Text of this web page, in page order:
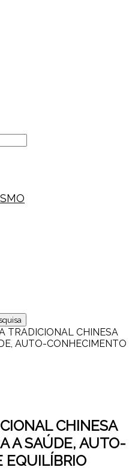
TRADICIONAL CHINESA
AUTO-CONHECIMENTO
CHINESA
A SAÚDE, AUTO-
EQUILÍBRIO